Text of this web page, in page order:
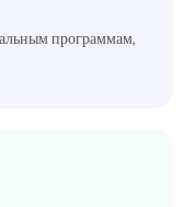
программам,